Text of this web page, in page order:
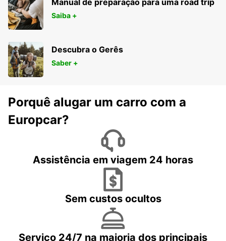
Manual de preparação para uma road trip
Saiba +
Descubra o Gerês
Saber +
Porquê alugar um carro com a
Europcar?
Assistência em viagem 24 horas
Sem custos ocultos
Serviço 24/7 na maioria dos principais